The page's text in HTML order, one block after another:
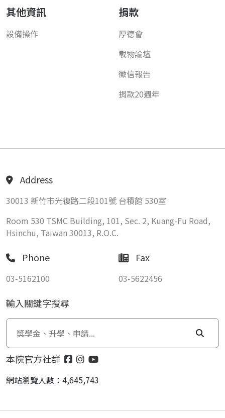
其他資訊
設備操作
捐款
厚德會
載物論壇
徵信報告
捐款20週年
Address
30013 新竹市光復路二段101號 台積館 530室
Room 530 TSMC Building, 101, Sec. 2, Kuang-Fu Road,
Hsinchu, Taiwan 30013, R.O.C.
Phone
03-5162100
Fax
03-5622456
輸入關鍵字搜尋
本院官方社群
網站瀏覽人數：4,645,743